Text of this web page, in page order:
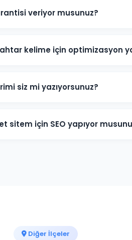
veriyor musunuz?
algoritmalarına bağlıdır. Ancak
ulaşmak için tüm çabamızı sarf
kelime için optimizasyon
göre 20-200+ anahtar kelime
odaklanıyoruz.
siz mi yazıyorsunuz?
İçeriklerimiz hem okuyucuya hem
sitem için SEO yapıyor
Diğer İlçeler